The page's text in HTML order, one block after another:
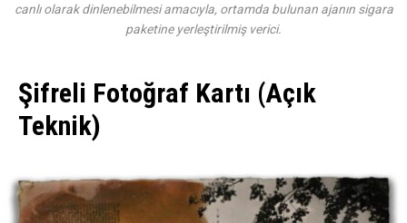
canlı olarak dinlenebilmesi amacıyla, ortamda bulunan ajanın sigara
paketine yerleştirilmiş verici.
Şifreli Fotoğraf Kartı (Açık
Teknik)